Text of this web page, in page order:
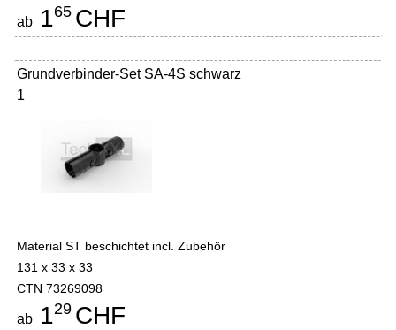
ab 165 CHF
Grundverbinder-Set SA-4S schwarz
1
Material ST beschichtet incl. Zubehör
131 x 33 x 33
CTN 73269098
ab 129 CHF